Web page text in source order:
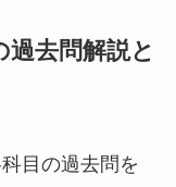
過去問解説と
目の過去問を